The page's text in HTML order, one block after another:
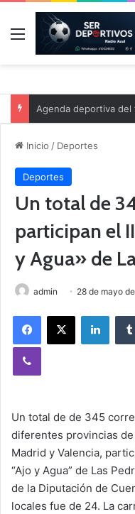
Menú
Agenda deportiva
Inicio / Deportes
Deportes
Un total de
participan el
y Agua» de
admin 28 de mayo
Un total de de 345
diferentes provincias
Madrid y Valencia,
“Ajo y Agua” de Las
de la Diputación de
locales fue de 24. La